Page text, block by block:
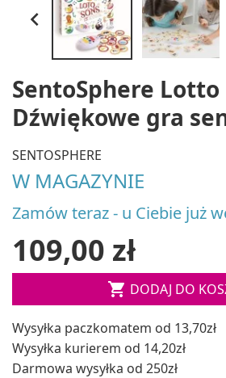

SentoSphere Lotto
Dźwiękowe gra
SENTOSPHERE
W MAGAZYNIE
Zamów teraz - u Ciebie już
109,00 zł
 DODAJ DO
Wysyłka paczkomatem od 13,70zł
Wysyłka kurierem od 14,20zł
Darmowa wysyłka od 250zł